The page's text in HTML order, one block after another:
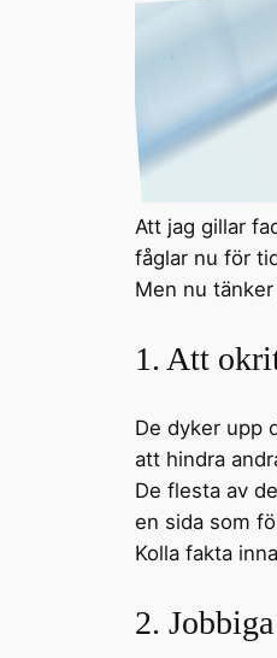
Att jag gillar
fåglar nu för
Men nu
1. Att
De dyker upp
att hindra
De flesta av
en sida som
Kolla fakta
2.